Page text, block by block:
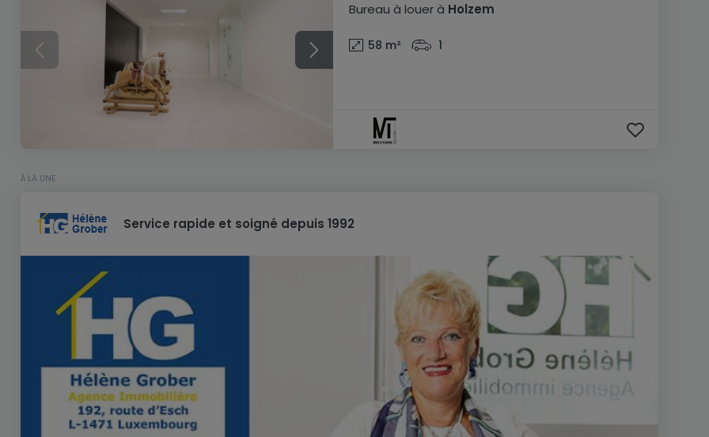
Bureau à louerà Holzem
58 m² 1
À LA UNE
Service rapide et soigné depuis 1992